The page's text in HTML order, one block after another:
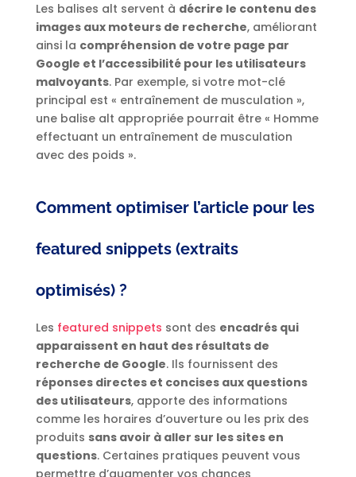
Les balises alt servent à décrire le contenu des
images aux moteurs de recherche, améliorant
ainsi la compréhension de votre page par
Google et l’accessibilité pour les utilisateurs
malvoyants. Par exemple, si votre mot-clé
principal est « entraînement de musculation »,
une balise alt appropriée pourrait être « Homme
effectuant un entraînement de musculation
avec des poids ».
Comment optimiser l’article pour les
featured snippets (extraits
optimisés) ?
Les featured snippets sont des encadrés qui
apparaissent en haut des résultats de
recherche de Google. Ils fournissent des
réponses directes et concises aux questions
des utilisateurs, apporte des informations
comme les horaires d’ouverture ou les prix des
produits sans avoir à aller sur les sites en
questions. Certaines pratiques peuvent vous